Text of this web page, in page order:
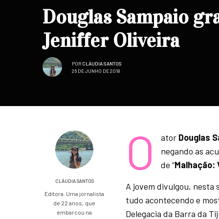
Douglas Sampaio
Jeniffer Oliveira
POR CLÁUDIA SANTOS
26 DE JUNHO DE 2018
CLÁUDIA SANTOS
Editora. Uma jornalista
de 22 anos, que
embarcou na
O ator Douglas
negando as
de “Malhação:
A jovem divulgou, nesta
tudo acontecendo e
Delegacia da Barra da